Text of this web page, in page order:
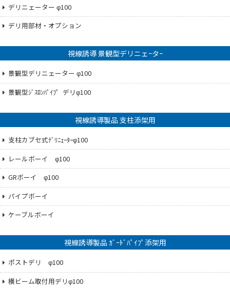
デリニェーター φ100
デリ用部材・オプション
視線誘導 景観型デリニェｰタｰ
景観型デリニェーター φ100
景観型ｼﾞｽﾛﾝﾊﾟｲﾌ゜デリφ100
視線誘導製品 支柱添架用
支柱カブセ式ﾃﾞﾘﾆｪｰﾀｰφ100
レールボーイ φ100
GRボーイ φ100
パイプボーイ
ケーブルボーイ
視線誘導製品 ｶﾞｰﾄﾞﾊﾟｲﾌﾟ添架用
ポストデリ φ100
横ビーム取付用デリφ100